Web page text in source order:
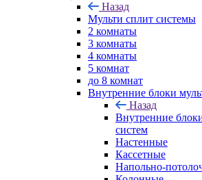
Назад
Мульти сплит системы
2 комнаты
3 комнаты
4 комнаты
5 комнат
до 8 комнат
Внутренние блоки
Назад
Внутренние
систем
Настенные
Кассетные
Напольно-